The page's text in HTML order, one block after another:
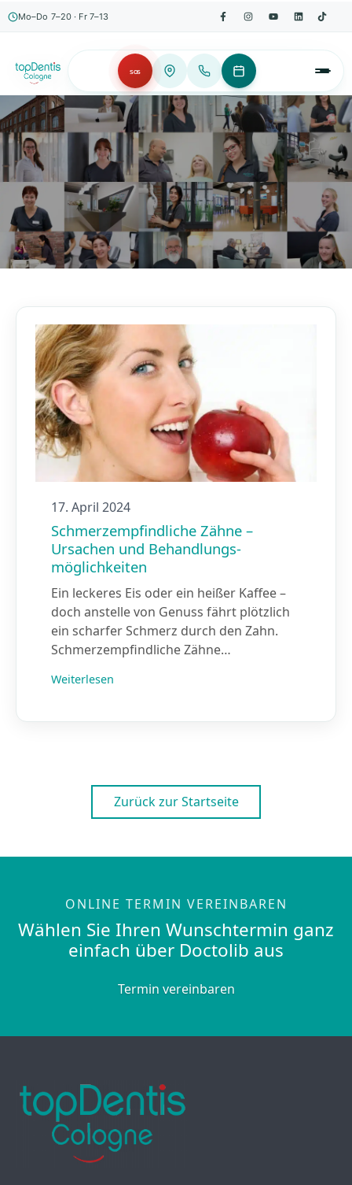
Mo–Do 7–20 · Fr 7–13
SOS
Unser Blog
17. April 2024
Schmerz­empfindliche Zähne –
Ursachen und Behandlungs­
möglichkeiten
Ein leckeres Eis oder ein heißer Kaffee –
doch anstelle von Genuss fährt plötzlich
ein scharfer Schmerz durch den Zahn.
Schmerzempfindliche Zähne…
Weiterlesen
Zurück zur Startseite
ONLINE TERMIN VEREINBAREN
Wählen Sie Ihren Wunschtermin ganz
einfach über Doctolib aus
Termin vereinbaren